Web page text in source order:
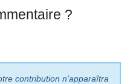
?
contribution n’apparaîtra